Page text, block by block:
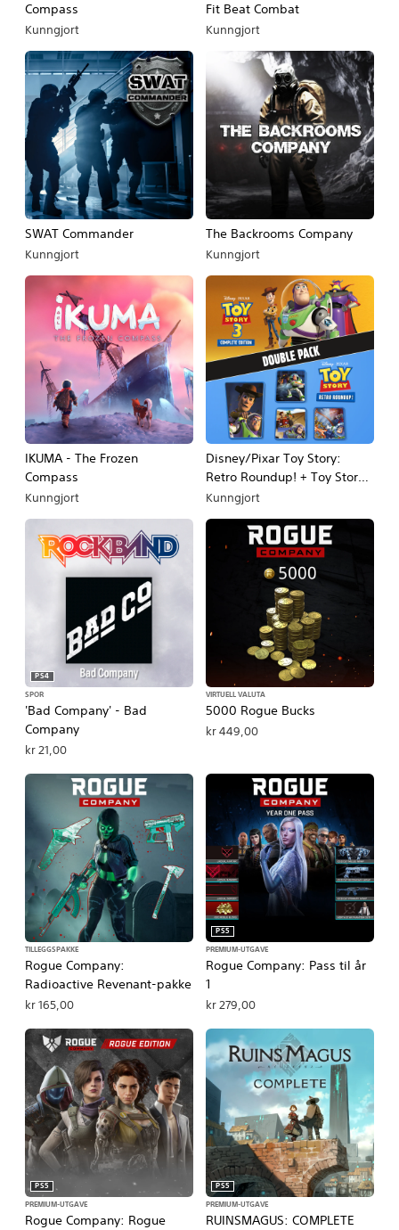
Compass
Kunngjort
Fit Beat Combat
Kunngjort
SWAT Commander
Kunngjort
The Backrooms Company
Kunngjort
IKUMA - The Frozen
Compass
Kunngjort
Disney/Pixar Toy Story:
Retro Roundup! + Toy Story 3
Complete Edition Double
Kunngjort
'Bad Company' - Bad
Company
PS4
SPOR
kr 21,00
5000 Rogue Bucks
VIRTUELL VALUTA
kr 449,00
Rogue Company:
Radioactive Revenant-pakke
TILLEGGSPAKKE
kr 165,00
Rogue Company: Pass til år
1
PS5
PREMIUM-UTGAVE
kr 279,00
Rogue Company: Rogue
PS5
PREMIUM-UTGAVE
RUINSMAGUS: COMPLETE
PS5
PREMIUM-UTGAVE